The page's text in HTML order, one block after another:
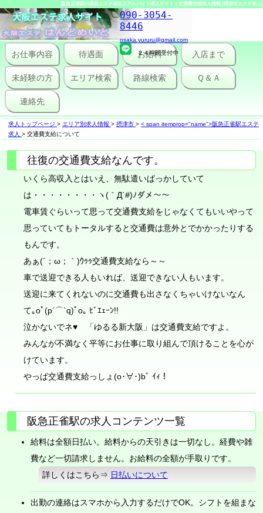
阪急正雀駅の風俗エステ高収入アルバイト求人サイト｜交通費支給求人情報 [摂津市エステ求人]
090-3054-
8446
osaka.yururu@gmail.com
２４時間受付中
お仕事内容 待遇面 お給料 入店まで
未経験の方 エリア検索 路線検索 Ｑ＆Ａ
連絡先
求人トップページ > エリア別求人情報 > 摂津市 > < span itemprop="name">阪急正雀駅エステ
求人 > 交通費支給について
往復の交通費支給なんです。
いくら高収入とはいえ、無駄遣いばっかしていて
は・・・・・・・・ヽ(｀Д´#)ﾉダメ～～
電車賃ぐらいって思って交通費支給をじゃなくてもいいやって
思っていてもトータルすると交通費は意外とでかかったりする
もんです。
あぁ(´；ω；｀)ｳｩｩ交通費支給なら～～
車で送迎できる人もいれば、送迎できない人もいます。
送迎に来てくれないのに交通費も出さなくちゃいけないなん
て｡oﾟ(p´⌒`q)ﾟo｡ ﾋﾞｴｪｰﾝ!!
泣かないでネ♥ 「ゆるる新大阪」は交通費支給ですよ。
みんなが不満なく平等にお仕事に取り組んで頂けることを心が
けています。
やっぱ交通費支給っしょ(o･∀･)bﾞ ｲｨ！
阪急正雀駅の求人コンテンツ一覧
給料は全額日払い。給料からの天引きは一切なし。経費や雑
費など一切請求しません。お給料の全額が手取りです。
詳しくはこちら⇒ 日払いについて
出勤の連絡はスマホから入力するだけでOK。シフトを組まな